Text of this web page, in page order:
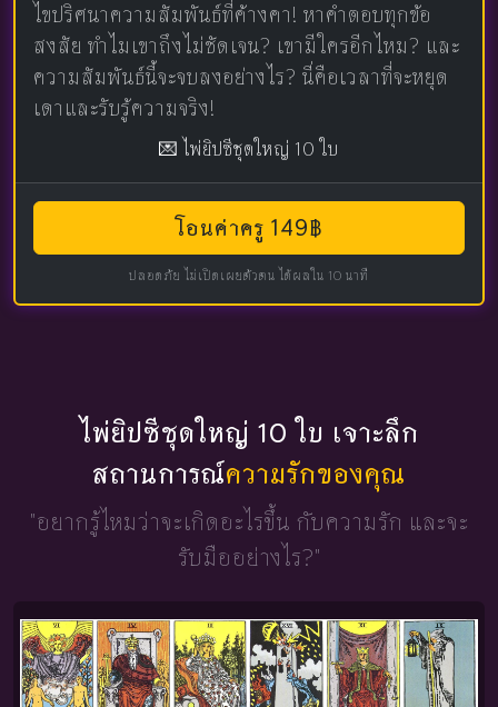
ไขปริศนาความสัมพันธ์ที่ค้างคา! หาคำตอบทุกข้อ
สงสัย ทำไมเขาถึงไม่ชัดเจน? เขามีใครอีกไหม? และ
ความสัมพันธ์นี้จะจบลงอย่างไร? นี่คือเวลาที่จะหยุด
เดาและรับรู้ความจริง!
💌 ไพ่ยิปซีชุดใหญ่ 10 ใบ
โอนค่าครู 149฿
ปลอดภัย ไม่เปิดเผยตัวตน ได้ผลใน 10 นาที
ไพ่ยิปซีชุดใหญ่ 10 ใบ เจาะลึก
สถานการณ์ความรักของคุณ
"อยากรู้ไหมว่าจะเกิดอะไรขึ้น กับความรัก และจะ
รับมืออย่างไร?"